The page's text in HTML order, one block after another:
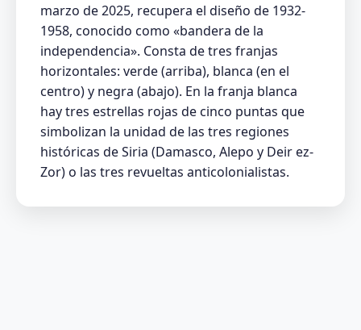
marzo de 2025, recupera el diseño de 1932-
1958, conocido como «bandera de la
independencia». Consta de tres franjas
horizontales: verde (arriba), blanca (en el
centro) y negra (abajo). En la franja blanca
hay tres estrellas rojas de cinco puntas que
simbolizan la unidad de las tres regiones
históricas de Siria (Damasco, Alepo y Deir ez-
Zor) o las tres revueltas anticolonialistas.